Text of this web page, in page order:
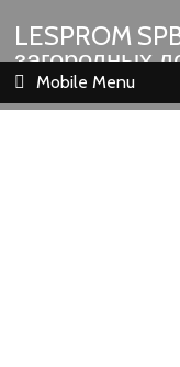
LESPROM
загородных
Mobile Menu